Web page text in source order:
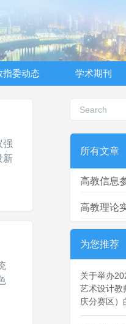
指委动态 学术期刊
强
新
所有文章
高教信息
高教理论
为您推荐
关于举办
艺术设计教
庆分赛区）